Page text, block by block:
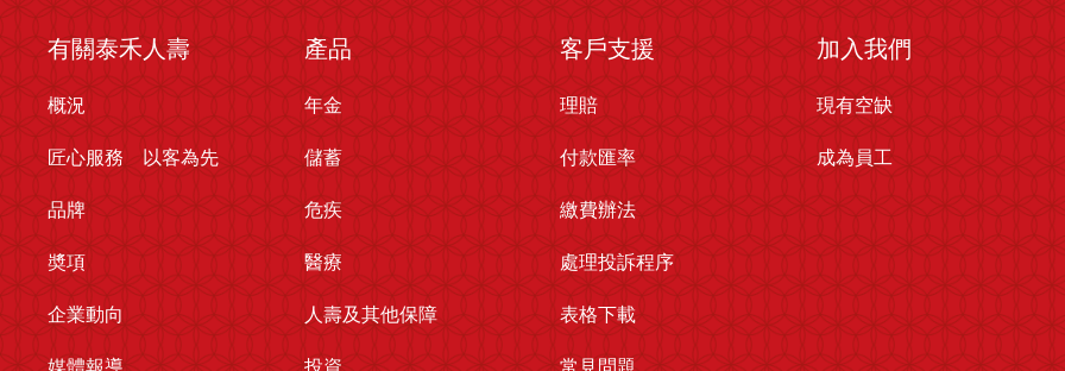
有關泰禾人壽
概況
匠心服務 以客為先
品牌
奬項
企業動向
媒體報導
產品
年金
儲蓄
危疾
醫療
人壽及其他保障
投資
客戶支援
理賠
付款匯率
繳費辦法
處理投訴程序
表格下載
常見問題
加入我們
現有空缺
成為員工